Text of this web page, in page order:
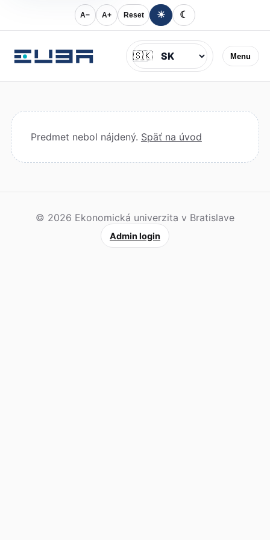
A− A+ Reset ☀ ☾
Menu
Jazyk
🇸🇰
Predmet nebol nájdený. Späť na úvod
© 2026 Ekonomická univerzita v Bratislave
Admin login